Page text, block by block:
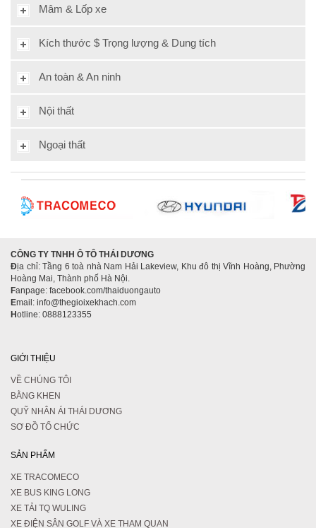
Mâm & Lốp xe
Kích thước $ Trọng lượng & Dung tích
An toàn & An ninh
Nội thất
Ngoại thất
CÔNG TY TNHH Ô TÔ THÁI DƯƠNG
Địa chỉ: Tầng 6 toà nhà Nam Hải Lakeview, Khu đô thị Vĩnh Hoàng, Phường
Hoàng Mai, Thành phố Hà Nội.
Fanpage: facebook.com/thaiduongauto
Email: info@thegioixekhach.com
H otline: 0888123355
GIỚI THIỆU
VỀ CHÚNG TÔI
BẰNG KHEN
QUỸ NHÂN ÁI THÁI DƯƠNG
SƠ ĐỒ TỔ CHỨC
SẢN PHẨM
XE TRACOMECO
XE BUS KING LONG
XE TẢI TQ WULING
XE ĐIỆN SÂN GOLF VÀ XE THAM QUAN